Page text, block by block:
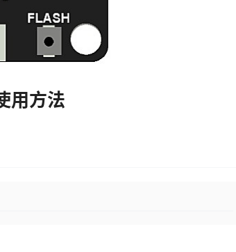
用方法